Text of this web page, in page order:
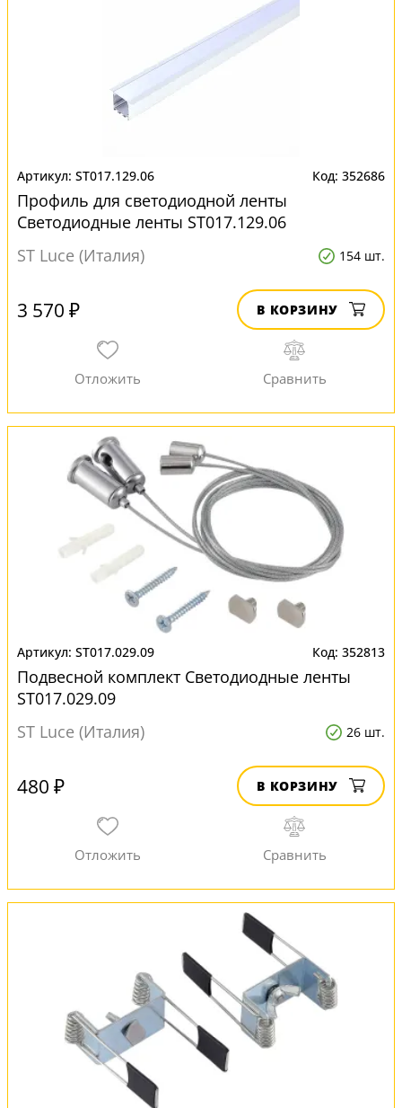
ST017.129.06 352686
Профиль для светодиодной ленты
Светодиодные ленты ST017.129.06
ST Luce (Италия)
154 шт.
3 570 ₽ В КОРЗИНУ
ST017.029.09 352813
Подвесной комплект Светодиодные ленты
ST017.029.09
ST Luce (Италия)
26 шт.
480 ₽ В КОРЗИНУ